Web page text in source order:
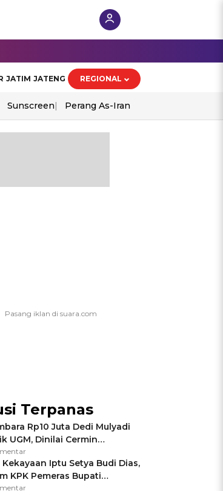
JATIM JATENG REGIONAL
Sunscreen Perang As-Iran
Terpanas
Rp10 Juta Dedi Mulyadi
UGM, Dinilai Cermin
Negara Jamin Keamanan
Iptu Setya Budi Dias,
KPK Pemeras Bupati